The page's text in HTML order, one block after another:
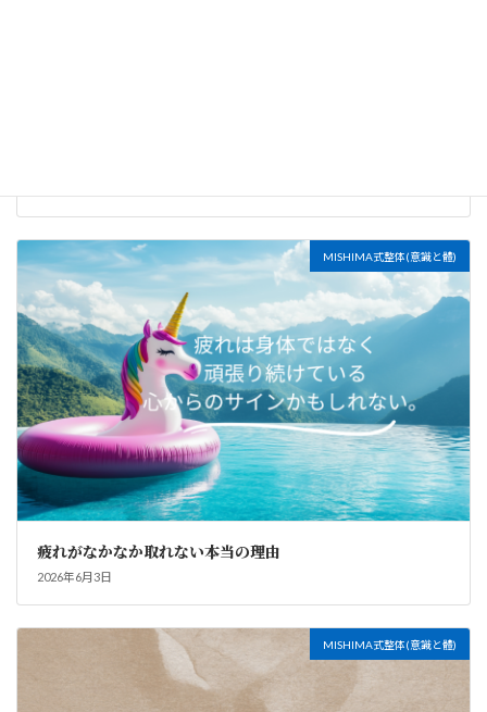
MISHIMA式整体(意識と體)
疲れがなかなか取れない本当の理由
2026年6月3日
MISHIMA式整体(意識と體)